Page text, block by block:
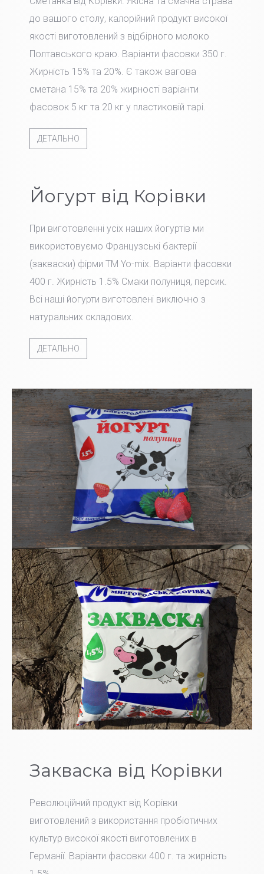
до вашого столу, калорійний продукт високої
якості виготовлений з відбірного молоко
Полтавського краю. Варіанти фасовки 350 г.
Жирність 15% та 20%. Є також вагова
сметана 15% та 20% жирності варіанти
фасовок 5 кг та 20 кг у пластиковій тарі.
ДЕТАЛЬНО
Йогурт від Корівки
При виготовленні усіх наших йогуртів ми
використовуємо Французські бактерії
(закваски) фірми TM Yo-mix. Варіанти фасовки
400 г. Жирність 1.5% Смаки полуниця, персик.
Всі наші йогурти виготовлені виключно з
натуральних складових.
ДЕТАЛЬНО
Закваска від Корівки
Революційний продукт від Корівки
виготовлений з використання пробіотичних
культур високої якості виготовлених в
Германії. Варіанти фасовки 400 г. та жирність